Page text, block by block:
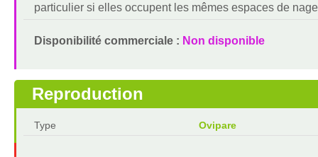
particulier si elles occupent les mêmes espaces de
Disponibilité commerciale : Non disponible
Reproduction
Type Ovipare